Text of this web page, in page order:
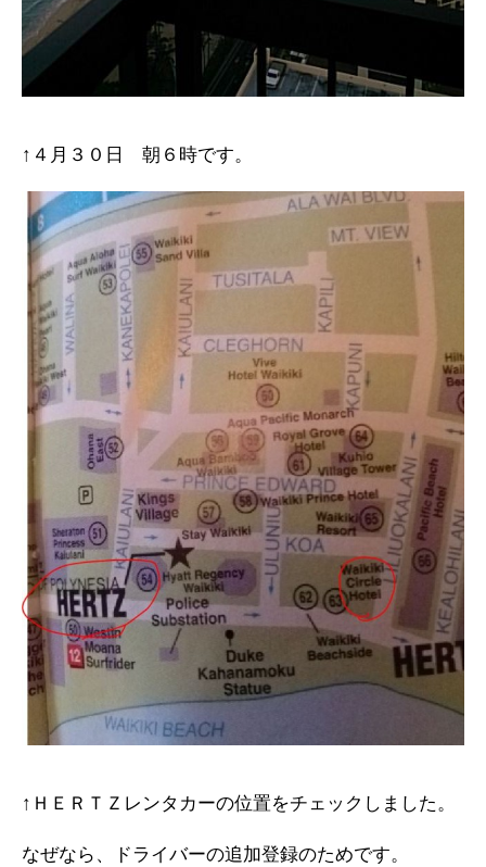
↑４月３０日 朝６時です。
↑ＨＥＲＴＺレンタカーの位置をチェックしました。
なぜなら、ドライバーの追加登録のためです。